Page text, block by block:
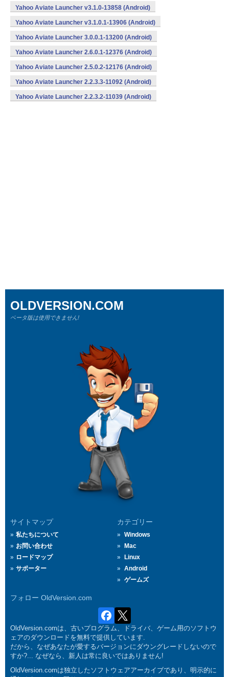
v8a,armeabi,armeabi-v7a,x86) (Android)
Yahoo Aviate Launcher v3.1.0-13858 (Android)
Yahoo Aviate Launcher v3.1.0.1-13906 (Android)
Yahoo Aviate Launcher 3.0.0.1-13200 (Android)
Yahoo Aviate Launcher 2.6.0.1-12376 (Android)
Yahoo Aviate Launcher 2.5.0.2-12176 (Android)
Yahoo Aviate Launcher 2.2.3.3-11092 (Android)
Yahoo Aviate Launcher 2.2.3.2-11039 (Android)
サイトマップ
私たちについて
お問い合わせ
ロードマップ
サポーター
カテゴリー
Windows
Mac
Linux
Android
ゲームズ
フォロー OldVersion.com
OLDVERSION.COM
ベータ版は使用できません!
OldVersion.comは、古いプログラム、ドライバ、ゲーム用のソフトウ
ェアのダウンロードを無料で提供しています.
だから、なぜあなたが愛するバージョンにダウングレードしないので
すか?... なぜなら、新人は常に良いではありません!
OldVersion.comは独立したソフトウェアアーカイブであり、明示的に